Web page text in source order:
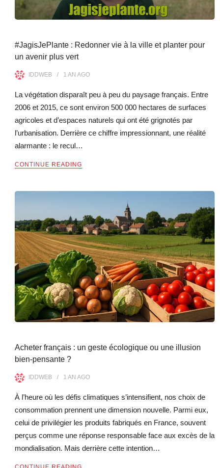
#JagisJePlante : Redonner vie à la ville et planter pour
un avenir plus vert
IDDWEB 1 AN AGO
La végétation disparaît peu à peu du paysage français. Entre
2006 et 2015, ce sont environ 500 000 hectares de surfaces
agricoles et d’espaces naturels qui ont été grignotés par
l’urbanisation. Derrière ce chiffre impressionnant, une réalité
alarmante : le recul…
CONTINUE READING
Acheter français : un geste écologique ou une illusion
bien-pensante ?
IDDWEB 1 AN AGO
À l’heure où les défis climatiques s’intensifient, nos choix de
consommation prennent une dimension nouvelle. Parmi eux,
celui de privilégier les produits fabriqués en France, souvent
perçus comme une réponse responsable face aux excès de la
mondialisation. Mais derrière cette intention…